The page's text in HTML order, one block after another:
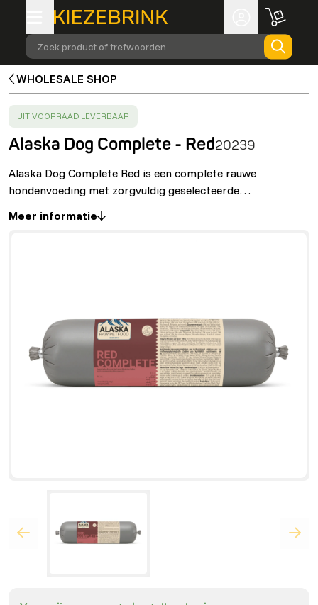
Zoek product of trefwoorden
WHOLESALE SHOP
SUCCESS:
UIT VOORRAAD LEVERBAAR
Alaska Dog Complete - Red20239
Alaska Dog Complete Red is een complete rauwe
hondenvoeding met zorgvuldig geselecteerde…
Meer informatie